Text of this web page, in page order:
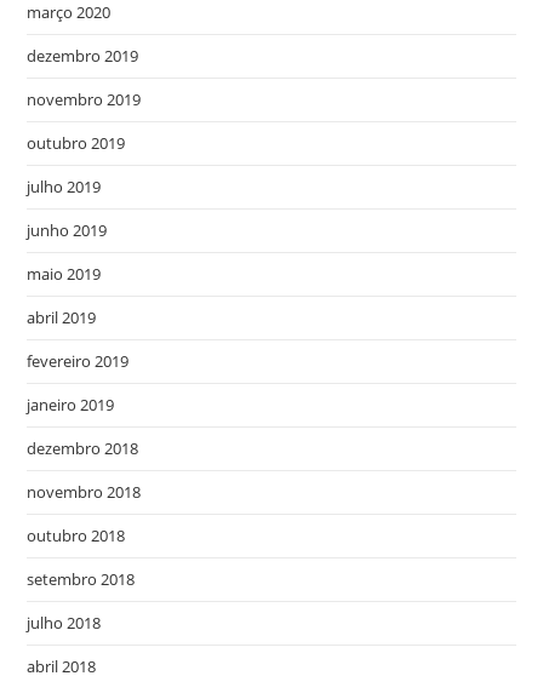
março 2020
dezembro 2019
novembro 2019
outubro 2019
julho 2019
junho 2019
maio 2019
abril 2019
fevereiro 2019
janeiro 2019
dezembro 2018
novembro 2018
outubro 2018
setembro 2018
julho 2018
abril 2018